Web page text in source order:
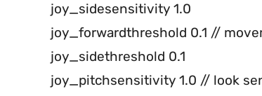
joy_sidesensitivity 1.0
joy_forwardthreshold 0.1 //
joy_sidethreshold 0.1
joy_pitchsensitivity 1.0 // look